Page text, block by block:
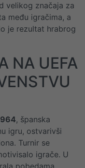
velikog značaja za
među igračima, a
je rezultat hrabrog
NA UEFA
, španska
igru, ostvarivši
Turnir se
igrače. U
pobedama